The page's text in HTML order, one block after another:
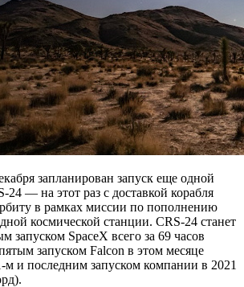
запланирован запуск еще одной
24 — на этот раз с доставкой корабля
в рамках миссии по пополнению
космической станции. CRS-24 станет
запуском SpaceX всего за 69 часов
запуском Falcon в этом месяце
и последним запуском компании в 2021